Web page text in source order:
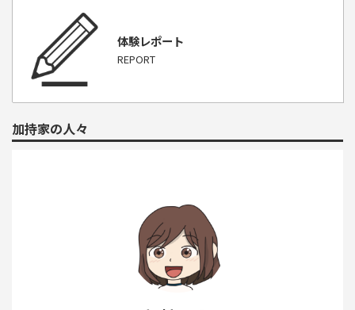
体験レポート
REPORT
加持家の人々